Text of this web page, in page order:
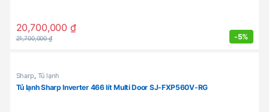
20,700,000 ₫
21,700,000₫ -5%
Sharp, Tủ lạnh
Tủ lạnh Sharp Inverter 466 lít Multi Door SJ-FXP560V-RG